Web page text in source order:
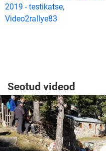
2019 - testikatse,
Video2rallye83
Seotud videod